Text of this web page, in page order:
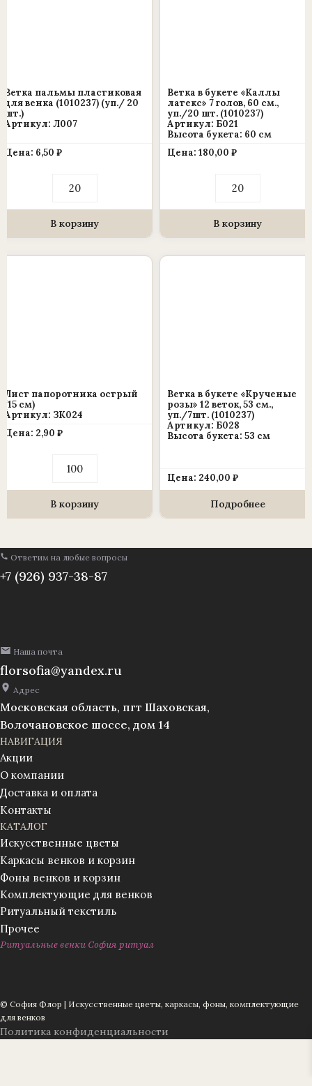
Ветка пальмы пластиковая
для венка (1010237) (уп./ 20
шт.)
Артикул: Л007
Цена: 6,50 ₽
товара
пальмы
пластиковая
(1010237)
В корзину
Ветка в букете «Каллы
латекс» 7 голов, 60 см.,
уп./20 шт. (1010237)
Артикул: Б021
Высота букета: 60 см
Цена: 180,00 ₽
товара
в
букете
7
В корзину
Лист папоротника острый
(15 см)
Артикул: ЗК024
Цена: 2,90 ₽
товара
папоротника
острый
В корзину
Ветка в букете «Крученые
розы» 12 веток, 53 см.,
уп./7шт. (1010237)
Артикул: Б028
Высота букета: 53 см
Цена: 240,00 ₽
Подробнее
Ответим на любые вопросы
+7 (926) 937-38-87
Наша почта
florsofia@yandex.ru
Адрес
Московская область, пгт Шаховская,
Волочановское шоссе, дом 14
НАВИГАЦИЯ
Акции
О компании
Доставка и оплата
Контакты
КАТАЛОГ
Искусственные цветы
Каркасы венков и корзин
Фоны венков и корзин
Комплектующие для венков
Ритуальный текстиль
Прочее
Ритуальные венки София ритуал
© София Флор | Искусственные цветы, каркасы, фоны, комплектующие
для венков
Политика конфиденциальности